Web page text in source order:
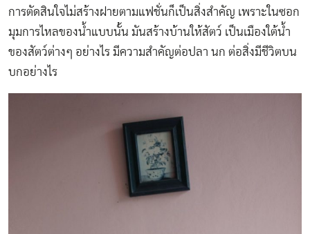
การตัดสินใจไม่สร้างฝายตามแฟชั่นก็เป็นสิ่งสำคัญ เพราะในซอก
มุมการไหลของน้ำแบบนั้น มันสร้างบ้านให้สัตว์ เป็นเมืองใต้น้ำ
ของสัตว์ต่างๆ อย่างไร มีความสำคัญต่อปลา นก ต่อสิ่งมีชีวิตบน
บกอย่างไร